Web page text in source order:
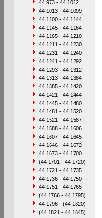
44 973 - 44 1012
44 1013 - 44 1099
44 1100 - 44 1144
44 1145 - 44 1164
44 1165 - 44 1210
44 1211 - 44 1230
44 1231 - 44 1240
44 1241 - 44 1292
44 1293 - 44 1312
44 1313 - 44 1384
44 1385 - 44 1420
44 1421 - 44 1444
44 1445 - 44 1480
44 1481 - 44 1520
44 1521 - 44 1587
44 1588 - 44 1606
44 1607 - 44 1645
44 1646 - 44 1672
44 1673 - 44 1700
(44 1701 - 44 1720)
44 1721 - 44 1735
44 1736 - 44 1750
44 1751 - 44 1765
(44 1766 - 44 1795)
44 1796 - (44 1820)
(44 1821 - 44 1845)